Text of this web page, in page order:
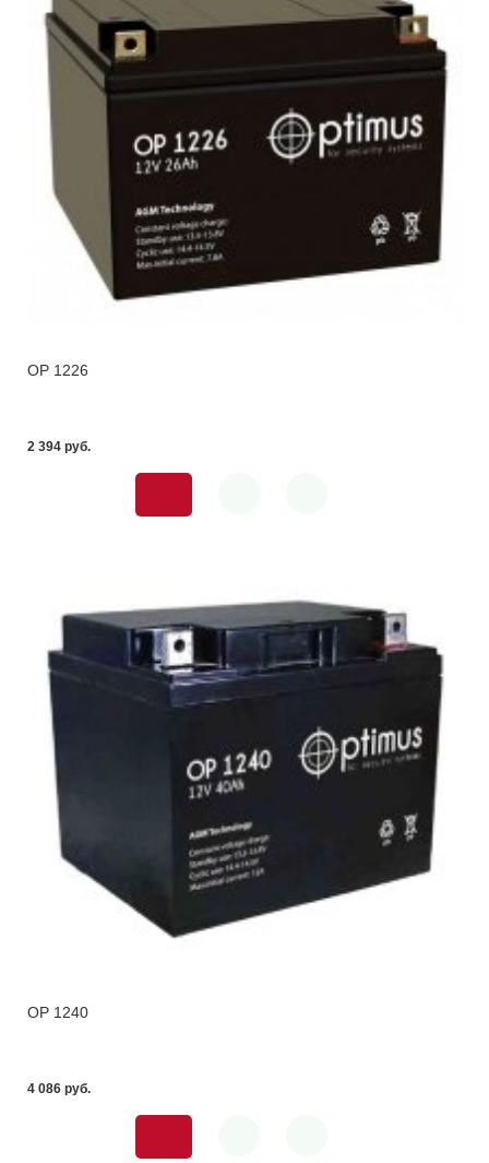
OP 1226
2 394 pуб.
OP 1240
4 086 pуб.